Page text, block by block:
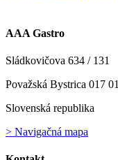
AAA Gastro
Sládkovičova 634 / 131
Považská Bystrica 017 01
Slovenská republika
> Navigačná mapa